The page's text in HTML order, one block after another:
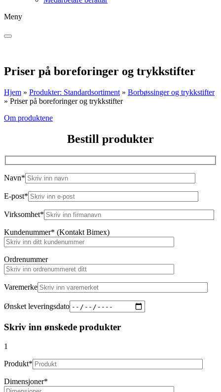
Meny
Priser på boreforinger og trykkstifter
Hjem » Produkter: Standardsortiment » Borbøssinger og trykkstifter
» Priser på boreforinger og trykkstifter
Om produktene
Bestill produkter
Navn*
E-post*
Virksomhet*
Kundenummer* (Kontakt Bimex)
Ordrenummer
Varemerke
Ønsket leveringsdato
Skriv inn ønskede produkter
1
Produkt*
Dimensjoner*